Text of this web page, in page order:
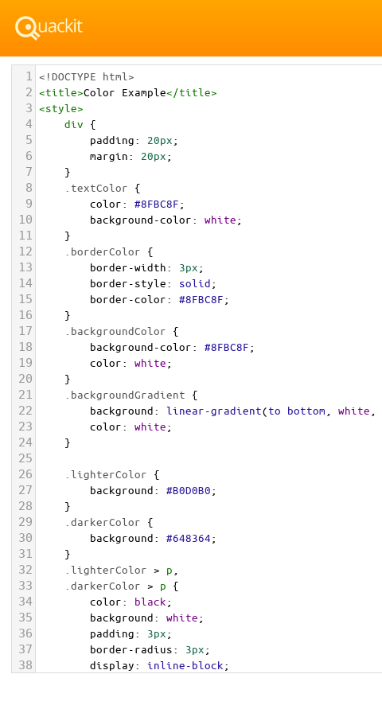
1 <!DOCTYPE html>
2 <title>Color Example</title>
3 <style>
4 div {
5 padding: 20px;
6 margin: 20px;
7 }
8 .textColor {
9 color: #8FBC8F;
10 background-color: white;
11 }
12 .borderColor {
13 border-width: 3px;
14 border-style: solid;
15 border-color: #8FBC8F;
16 }
17 .backgroundColor {
18 background-color: #8FBC8F;
19 color: white;
20 }
21 .backgroundGradient {
22 background: linear-gradient(to bottom white
23 color: white;
24 }
25
26
.lighterColor {
27 background: #B0D0B0;
28 }
29 .darkerColor {
30 background: #648364;
31 }
32 .lighterColor > p
33 .darkerColor > p {
34 color: black;
35 background: white;
36 padding: 3px;
37 border-radius: 3px;
38 display: inline-block;